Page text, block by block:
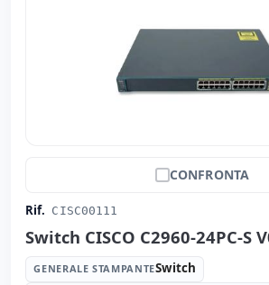
CONFRONTA
Rif. CISC00111
Switch CISCO C2960-24PC-S
GENERALE STAMPANTESwitch